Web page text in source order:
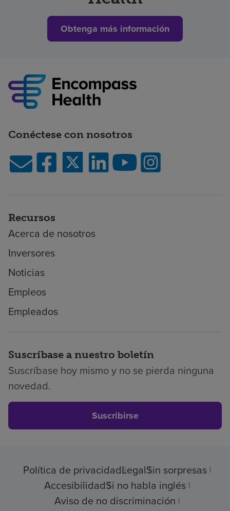
Obtenga más información
Conéctese con nosotros
Recursos
Acerca de nosotros
Inversores
Noticias
Empleos
Empleados
Suscríbase a nuestro boletín
Suscríbase hoy mismo y no se pierda ninguna
novedad.
Suscribirse
Política de privacidadLegalSin sorpresas
AccesibilidadSi no habla inglés
Aviso de no discriminación